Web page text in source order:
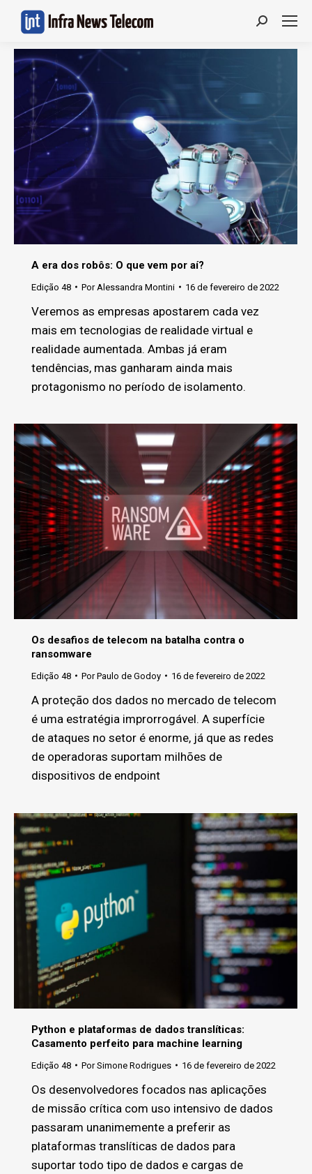
Search:
A era dos robôs: O que vem por aí?
Edição 48 Por Alessandra Montini 16 de fevereiro de 2022
Veremos as empresas apostarem cada vez
mais em tecnologias de realidade virtual e
realidade aumentada. Ambas já eram
tendências, mas ganharam ainda mais
protagonismo no período de isolamento.
Os desafios de telecom na batalha contra o
ransomware
Edição 48 PorPaulo de Godoy 16 de fevereiro de 2022
A proteção dos dados no mercado de telecom
é uma estratégia improrrogável. A superfície
de ataques no setor é enorme, já que as redes
de operadoras suportam milhões de
dispositivos de endpoint
Python e plataformas de dados translíticas:
Casamento perfeito para machine learning
Edição 48 PorSimone Rodrigues 16 de fevereiro de 2022
Os desenvolvedores focados nas aplicações
de missão crítica com uso intensivo de dados
passaram unanimemente a preferir as
plataformas translíticas de dados para
suportar todo tipo de dados e cargas de